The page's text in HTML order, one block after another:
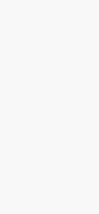
话】华住集团
靠规模取胜，华